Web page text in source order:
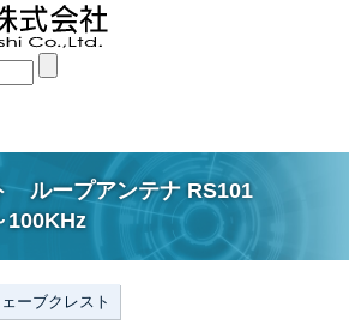
ループアンテナ RS101
100KHz
ーブクレスト